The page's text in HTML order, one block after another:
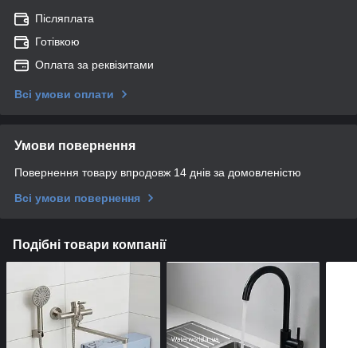
Післяплата
Готівкою
Оплата за реквізитами
Всі умови оплати
Умови повернення
Повернення товару впродовж 14 днів за домовленістю
Всі умови повернення
Подібні товари компанії